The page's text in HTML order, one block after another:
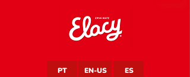
PT EN-US ES